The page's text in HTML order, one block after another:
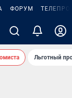
ФОРУМ
Льготный